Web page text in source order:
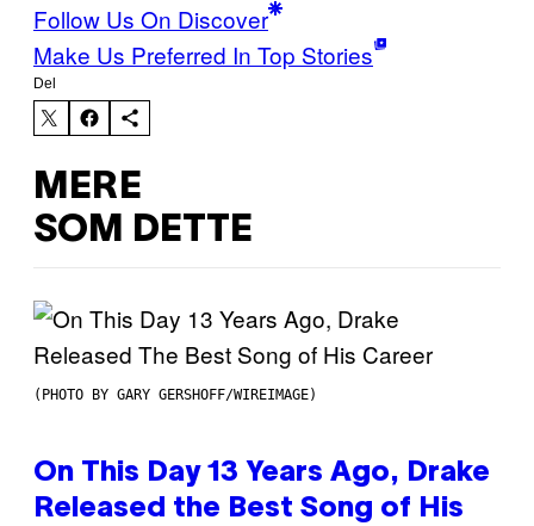
Follow Us On Discover
Make Us Preferred In Top Stories
Del
MERE
SOM DETTE
(PHOTO BY GARY GERSHOFF/WIREIMAGE)
On This Day 13 Years Ago, Drake
Released the Best Song of His